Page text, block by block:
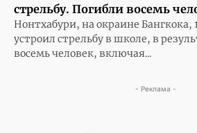
стрельбу. Погибли восемь
Нонтхабури, на окраине
устроил стрельбу в школе, в
восемь человек, включая...
- Реклама -